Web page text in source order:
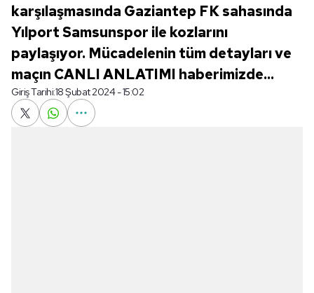
karşılaşmasında Gaziantep FK sahasında
Yılport Samsunspor ile kozlarını
paylaşıyor. Mücadelenin tüm detayları ve
maçın CANLI ANLATIMI haberimizde...
Giriş Tarihi:18 Şubat 2024 - 15:02